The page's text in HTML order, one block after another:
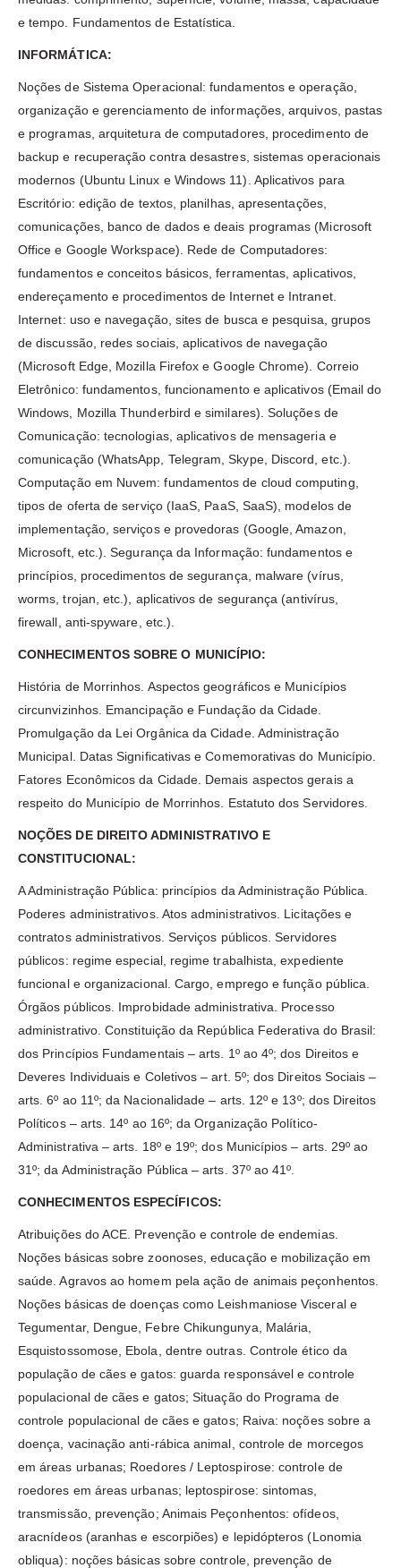
e tempo. Fundamentos de Estatística.
INFORMÁTICA:
Noções de Sistema Operacional: fundamentos e operação,
organização e gerenciamento de informações, arquivos, pastas
e programas, arquitetura de computadores, procedimento de
backup e recuperação contra desastres, sistemas operacionais
modernos (Ubuntu Linux e Windows 11). Aplicativos para
Escritório: edição de textos, planilhas, apresentações,
comunicações, banco de dados e deais programas (Microsoft
Office e Google Workspace). Rede de Computadores:
fundamentos e conceitos básicos, ferramentas, aplicativos,
endereçamento e procedimentos de Internet e Intranet.
Internet: uso e navegação, sites de busca e pesquisa, grupos
de discussão, redes sociais, aplicativos de navegação
(Microsoft Edge, Mozilla Firefox e Google Chrome). Correio
Eletrônico: fundamentos, funcionamento e aplicativos (Email do
Windows, Mozilla Thunderbird e similares). Soluções de
Comunicação: tecnologias, aplicativos de mensageria e
comunicação (WhatsApp, Telegram, Skype, Discord, etc.).
Computação em Nuvem: fundamentos de cloud computing,
tipos de oferta de serviço (IaaS, PaaS, SaaS), modelos de
implementação, serviços e provedoras (Google, Amazon,
Microsoft, etc.). Segurança da Informação: fundamentos e
princípios, procedimentos de segurança, malware (vírus,
worms, trojan, etc.), aplicativos de segurança (antivírus,
firewall, anti-spyware, etc.).
CONHECIMENTOS SOBRE O MUNICÍPIO:
História de Morrinhos. Aspectos geográficos e Municípios
circunvizinhos. Emancipação e Fundação da Cidade.
Promulgação da Lei Orgânica da Cidade. Administração
Municipal. Datas Significativas e Comemorativas do Município.
Fatores Econômicos da Cidade. Demais aspectos gerais a
respeito do Município de Morrinhos. Estatuto dos Servidores.
NOÇÕES DE DIREITO ADMINISTRATIVO E
CONSTITUCIONAL:
A Administração Pública: princípios da Administração Pública.
Poderes administrativos. Atos administrativos. Licitações e
contratos administrativos. Serviços públicos. Servidores
públicos: regime especial, regime trabalhista, expediente
funcional e organizacional. Cargo, emprego e função pública.
Órgãos públicos. Improbidade administrativa. Processo
administrativo. Constituição da República Federativa do Brasil:
dos Princípios Fundamentais – arts. 1º ao 4º; dos Direitos e
Deveres Individuais e Coletivos – art. 5º; dos Direitos Sociais –
arts. 6º ao 11º; da Nacionalidade – arts. 12º e 13º; dos Direitos
Políticos – arts. 14º ao 16º; da Organização Político-
Administrativa – arts. 18º e 19º; dos Municípios – arts. 29º ao
31º; da Administração Pública – arts. 37º ao 41º.
CONHECIMENTOS ESPECÍFICOS:
Atribuições do ACE. Prevenção e controle de endemias.
Noções básicas sobre zoonoses, educação e mobilização em
saúde. Agravos ao homem pela ação de animais peçonhentos.
Noções básicas de doenças como Leishmaniose Visceral e
Tegumentar, Dengue, Febre Chikungunya, Malária,
Esquistossomose, Ebola, dentre outras. Controle ético da
população de cães e gatos: guarda responsável e controle
populacional de cães e gatos; Situação do Programa de
controle populacional de cães e gatos; Raiva: noções sobre a
doença, vacinação anti-rábica animal, controle de morcegos
em áreas urbanas; Roedores / Leptospirose: controle de
roedores em áreas urbanas; leptospirose: sintomas,
transmissão, prevenção; Animais Peçonhentos: ofídeos,
aracnídeos (aranhas e escorpiões) e lepidópteros (Lonomia
obliqua): noções básicas sobre controle, prevenção de